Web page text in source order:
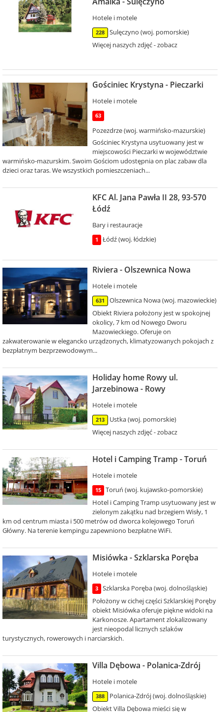
Hotele i motele
228
Sulęczyno (woj. pomorskie)
Więcej naszych zdjęć - zobacz
Gościniec Krystyna - Pieczarki
Hotele i motele
63
Pozezdrze (woj. warmińsko-mazurskie)
Gościniec Krystyna usytuowany jest w
miejscowości Pieczarki w województwie
warmińsko-mazurskim. Swoim Gościom udostępnia on plac zabaw dla
dzieci oraz taras. We wszystkich pomieszczeniach...
KFC Al. Jana Pawła II 28, 93-570
Łódź
Bary i restauracje
1 Łódź (woj. łódzkie)
Riviera - Olszewnica Nowa
Hotele i motele
631
Olszewnica Nowa (woj. mazowieckie)
Obiekt Riviera położony jest w spokojnej
okolicy, 7 km od Nowego Dworu
Mazowieckiego. Oferuje on
zakwaterowanie w elegancko urządzonych, klimatyzowanych pokojach z
bezpłatnym bezprzewodowym...
Holiday home Rowy ul.
Jarzebinowa - Rowy
Hotele i motele
213
Ustka (woj. pomorskie)
Więcej naszych zdjęć - zobacz
Hotel i Camping Tramp - Toruń
Hotele i motele
15
Toruń (woj. kujawsko-pomorskie)
Hotel i Camping Tramp usytuowany jest w
zielonym zakątku nad brzegiem Wisły, 1
km od centrum miasta i 500 metrów od dworca kolejowego Toruń
Główny. Na terenie kempingu zapewniono bezpłatne WiFi.
Misiówka - Szklarska Poręba
Hotele i motele
3
Szklarska Poręba (woj. dolnośląskie)
Położony w cichej części Szklarskiej Poręby
obiekt Misiówka oferuje piękne widoki na
Karkonosze. Apartament zlokalizowany
jest nieopodal licznych szlaków
turystycznych, rowerowych i narciarskich.
Villa Dębowa - Polanica-Zdrój
Hotele i motele
388
Polanica-Zdrój (woj. dolnośląskie)
Obiekt Villa Dębowa mieści się w